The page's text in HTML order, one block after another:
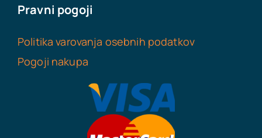
Delovna dovoljenja za tujce
Pomoč pri poslovanju
Pravni pogoji
Politika varovanja osebnih podatkov
Pogoji nakupa